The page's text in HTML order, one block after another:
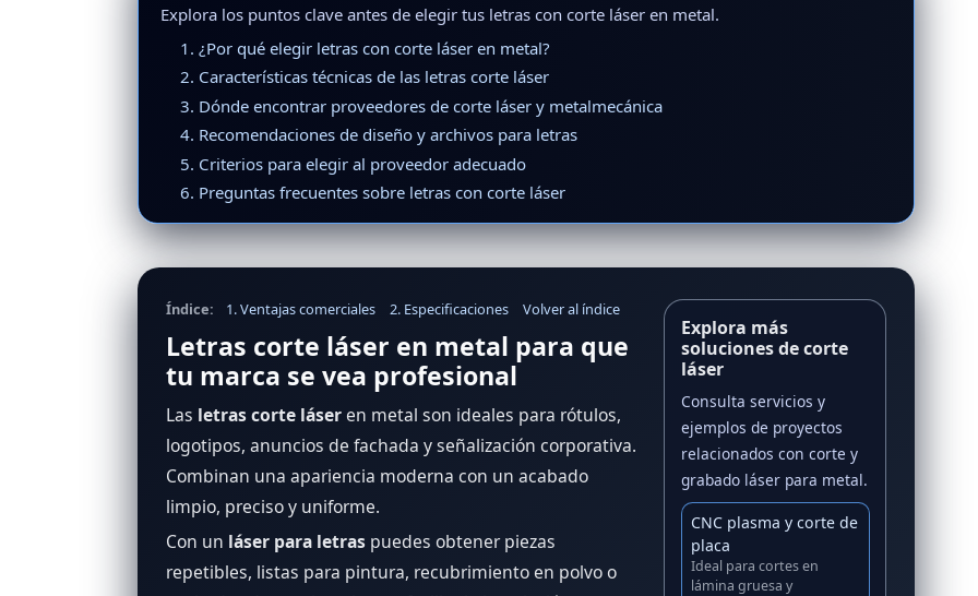
Explora los puntos clave antes de elegir tus letras con corte láser en metal.
1. ¿Por qué elegir letras con corte láser en metal?
2. Características técnicas de las letras corte láser
3. Dónde encontrar proveedores de corte láser y metalmecánica
4. Recomendaciones de diseño y archivos para letras
5. Criterios para elegir al proveedor adecuado
6. Preguntas frecuentes sobre letras con corte láser
Índice: 1. Ventajas comerciales 2. Especificaciones Volver al índice
Letras corte láser en metal para que
tu marca se vea profesional
Las letras corte láseren metal son ideales para rótulos,
logotipos, anuncios de fachada y señalización corporativa.
Combinan una apariencia moderna con un acabado
limpio, preciso y uniforme.
Con un láser para letraspuedes obtener piezas
repetibles, listas para pintura, recubrimiento en polvo o
Explora más
soluciones de corte
láser
Consulta servicios y
ejemplos de proyectos
relacionados con corte y
grabado láser para metal.
CNC plasma y corte de
placa
Ideal para cortes en
lámina gruesa y